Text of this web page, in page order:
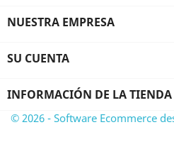
NUESTRA EMPRESA
SU CUENTA
INFORMACIÓN DE LA TIENDA
© 2026 - Software Ecommerce